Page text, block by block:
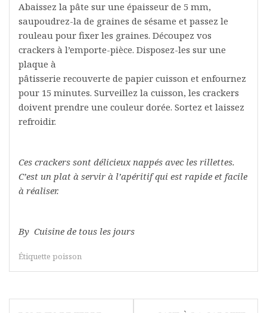
Abaissez la pâte sur une épaisseur de 5 mm,
saupoudrez-la de graines de sésame et passez le
rouleau pour fixer les graines. Découpez vos
crackers à l’emporte-pièce. Disposez-les sur une
plaque à
pâtisserie recouverte de papier cuisson et enfournez
pour 15 minutes. Surveillez la cuisson, les crackers
doivent prendre une couleur dorée. Sortez et laissez
refroidir.
Ces crackers sont délicieux nappés avec les rillettes.
C’est un plat à servir à l’apéritif qui est rapide et facile
à réaliser.
By Cuisine de tous les jours
Étiquette poisson
Navigation